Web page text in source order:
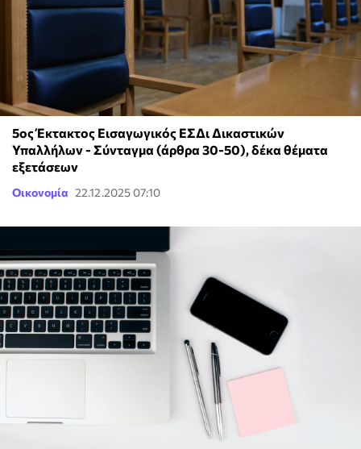
5ος Έκτακτος Εισαγωγικός ΕΣΔι Δικαστικών
Υπαλλήλων - Σύνταγμα (άρθρα 30-50), δέκα θέματα
εξετάσεων
Οικονομία 22.12.2025 07:10